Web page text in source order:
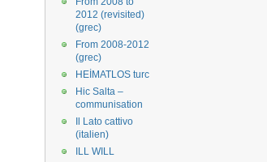
2012 (revisited)
(grec)
From 2008-2012
(grec)
HEİMATLOS turc
Hic Salta –
communisation
Il Lato cattivo
(italien)
ILL WILL